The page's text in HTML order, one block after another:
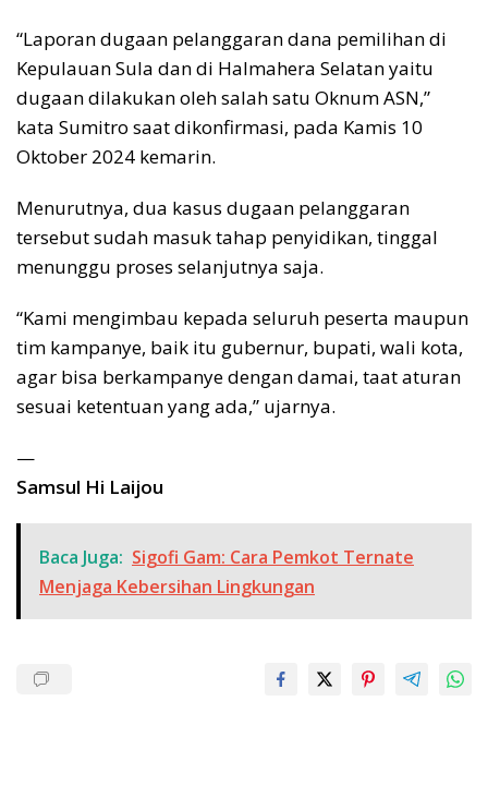
“Laporan dugaan pelanggaran dana pemilihan di
Kepulauan Sula dan di Halmahera Selatan yaitu
dugaan dilakukan oleh salah satu Oknum ASN,”
kata Sumitro saat dikonfirmasi, pada Kamis 10
Oktober 2024 kemarin.
Menurutnya, dua kasus dugaan pelanggaran
tersebut sudah masuk tahap penyidikan, tinggal
menunggu proses selanjutnya saja.
“Kami mengimbau kepada seluruh peserta maupun
tim kampanye, baik itu gubernur, bupati, wali kota,
agar bisa berkampanye dengan damai, taat aturan
sesuai ketentuan yang ada,” ujarnya.
—
Samsul Hi Laijou
Baca Juga: Sigofi Gam: Cara Pemkot Ternate
Menjaga Kebersihan Lingkungan